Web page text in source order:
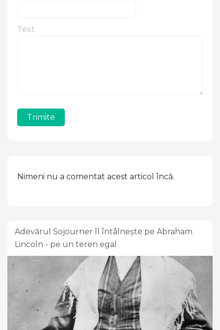
Text
Trimite
Nimeni nu a comentat acest articol încă.
Adevărul Sojourner îl întâlnește pe Abraham
Lincoln - pe un teren egal